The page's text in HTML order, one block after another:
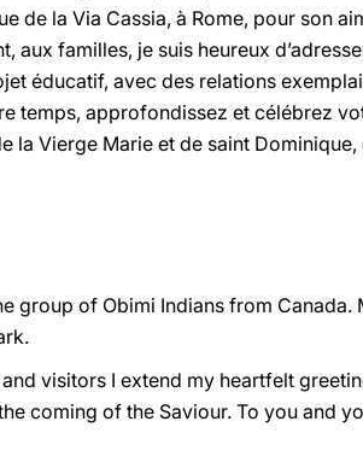
de la Via Cassia, à Rome, pour son
aux familles, je suis heureux
éducatif, avec des relations
temps, approfondissez et célébrez
la Vierge Marie et de saint
group of Obimi Indians from
visitors I extend my heartfelt
coming of the Saviour. To you and